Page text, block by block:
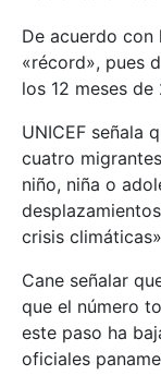
De acuerdo con
«récord», pues
los 12 meses
UNICEF señala
cuatro
niño, niña o
crisis
Cane señalar
que el número
este paso ha
oficiales